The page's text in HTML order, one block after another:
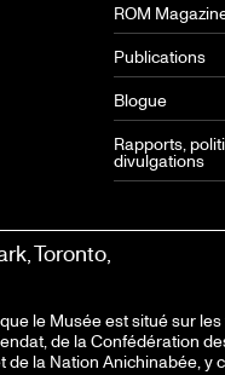
ROM
Publications
Blogue
Rapports,
divulgations
Toronto,
le Musée est situé sur
de la Confédération
de la Nation Anichinabée, y